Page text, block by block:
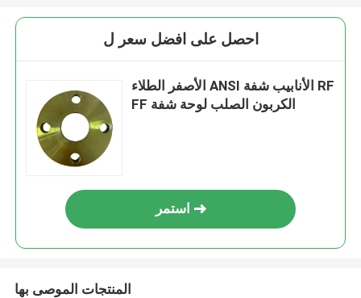
احصل على افضل سعر ل
الأصفر الطلاء ANSI الأنابيب شفة RF
FF الكربون الصلب لوحة شفة
استمر
المنتجات الموصى بها